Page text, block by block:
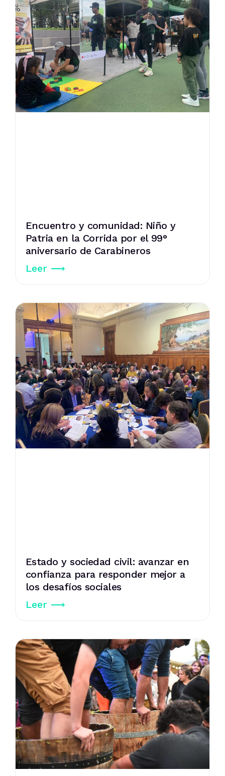
Encuentro y comunidad: Niño y
Patria en la Corrida por el 99°
aniversario de Carabineros
Leer ⟶
Estado y sociedad civil: avanzar en
confianza para responder mejor a
los desafíos sociales
Leer ⟶